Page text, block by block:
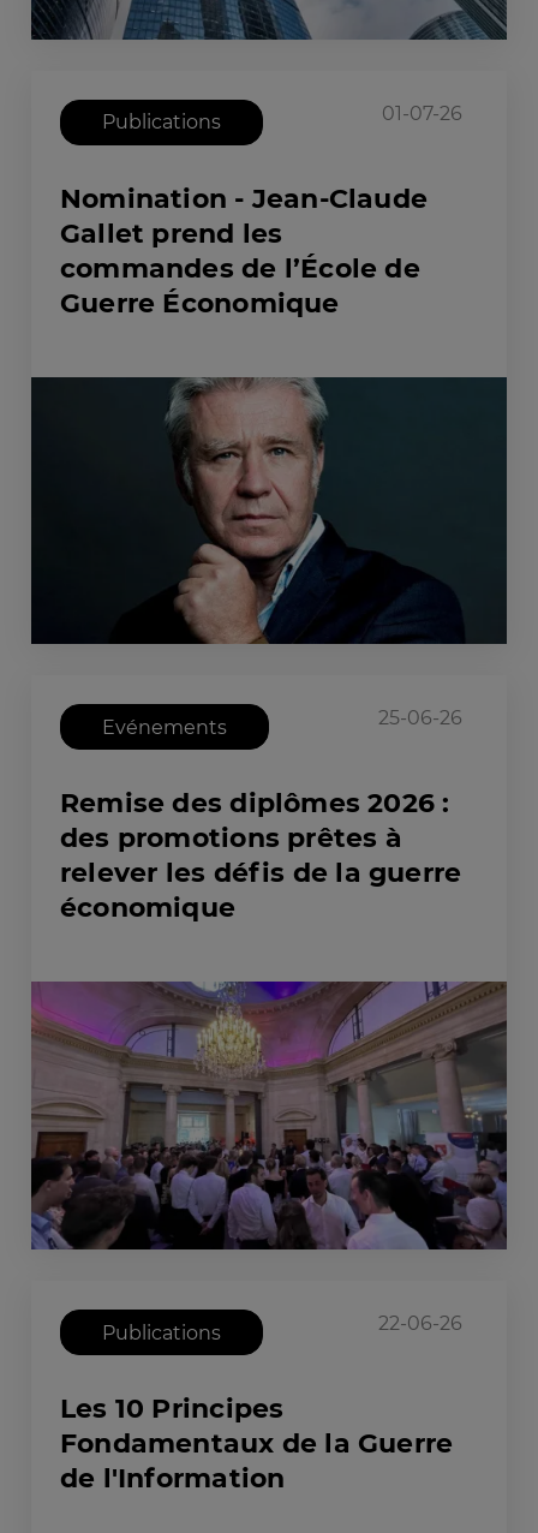
Publications 01-07-26
Nomination - Jean-Claude
Gallet prend les
commandes de l’École de
Guerre Économique
Evénements 25-06-26
Remise des diplômes 2026 :
des promotions prêtes à
relever les défis de la guerre
économique
Publications 22-06-26
Les 10 Principes
Fondamentaux de la Guerre
de l'Information